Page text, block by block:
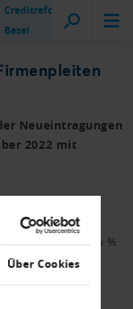
Über Cookies
Creditreform
Basel
Neueintragungen
2022 mit
Monaten 35 %
Branchen